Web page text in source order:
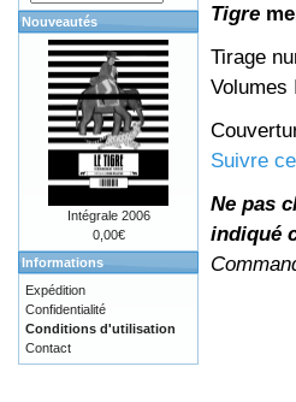
Tigre
Tirage
Volumes
Suivre
Ne pas
indiqué
Nouveautés
Intégrale 2006
0,00€
Informations
Expédition
Confidentialité
Conditions d'utilisation
Contact